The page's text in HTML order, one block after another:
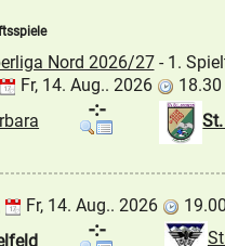
Nord 2026/27- 1.
Fr, 14. Aug.. 2026
18.30
-:-
Fr, 14. Aug.. 2026
-:-